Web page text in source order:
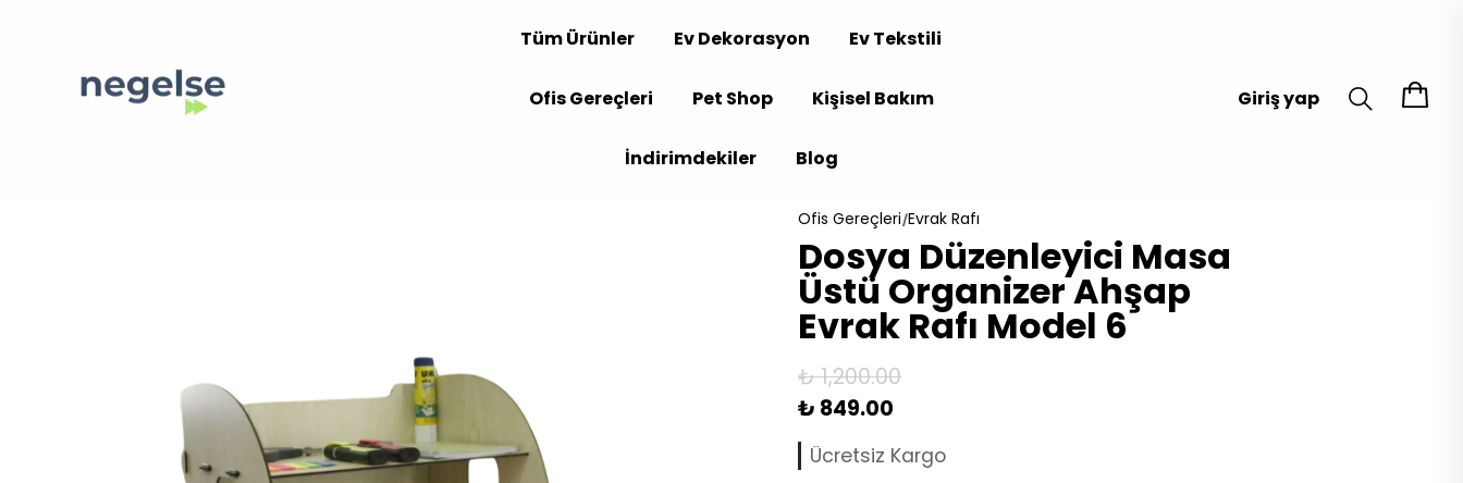
Tüm Ürünler Ev Dekorasyon Ev Tekstili
Ofis Gereçleri Pet Shop Kişisel Bakım
İndirimdekiler Blog
Giriş yap
Ofis Gereçleri Evrak Rafı
Dosya Düzenleyici Masa
Üstü Organizer Ahşap
Evrak Rafı Model 6
₺ 1,200.00
₺ 849.00
Ücretsiz Kargo